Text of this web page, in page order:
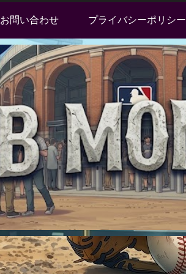
お問い合わせ プライバシーポリシー